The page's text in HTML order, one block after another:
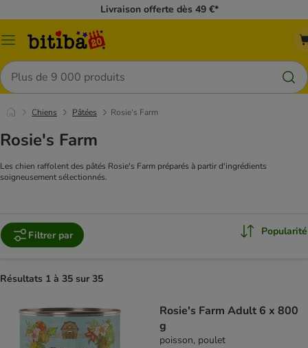
Livraison offerte dès 49 €*
Menu
Rechercher
Chiens Pâtées Rosie's Farm
Rosie's Farm
Les chien raffolent des pâtés Rosie's Farm préparés à partir d'ingrédients
soigneusement sélectionnés.
Filtrer par Popularité
Résultats 1 à 35 sur 35
Rosie's Farm Adult 6 x 800
g
poisson, poulet